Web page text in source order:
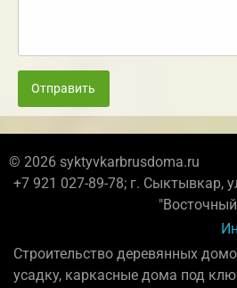
Отправить
© 2026 syktyvkarbrusdoma.ru
+7 921 027-89-78; г. Сыктывкар,
Строительство деревянных
усадку, каркасные дома под